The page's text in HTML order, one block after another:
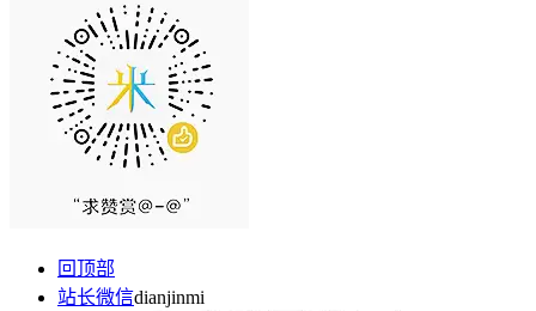
回顶部
站长微信dianjinmi